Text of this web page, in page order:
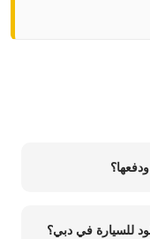
للسيارة في دبي؟